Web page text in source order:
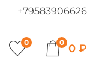
+79583906626
0 0 0 ₽